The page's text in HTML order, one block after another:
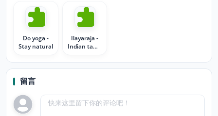
Do yoga -
Stay natural
Ilayaraja -
Indian tamil
maestro
留言